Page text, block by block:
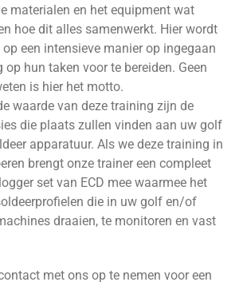
materialen en het equipment wat
hoe dit alles samenwerkt. Hier wordt
een intensieve manier op ingegaan
hun taken voor te bereiden. Geen
is hier het motto.
waarde van deze training zijn de
die plaats zullen vinden aan uw golf
apparatuur. Als we deze training in
brengt onze trainer een compleet
set van ECD mee waarmee het
die in uw golf en/of
draaien, te monitoren en vast
met ons op te nemen voor een